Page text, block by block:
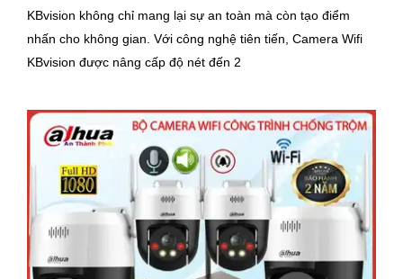
KBvision không chỉ mang lại sự an toàn mà còn tạo điểm
nhấn cho không gian. Với công nghệ tiên tiến, Camera Wifi
KBvision được nâng cấp độ nét đến 2